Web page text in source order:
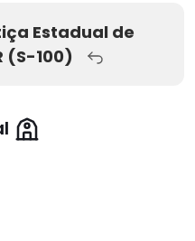
Estadual de
(S-100)